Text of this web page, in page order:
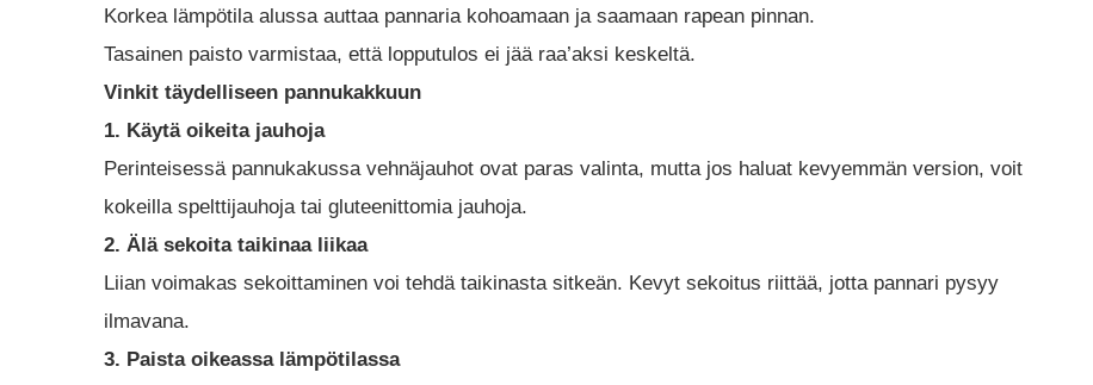
Korkea lämpötila alussa auttaa pannaria kohoamaan ja saamaan rapean pinnan.
Tasainen paisto varmistaa, että lopputulos ei jää raa’aksi keskeltä.
Vinkit täydelliseen pannukakkuun
1. Käytä oikeita jauhoja
Perinteisessä pannukakussa vehnäjauhot ovat paras valinta, mutta jos haluat kevyemmän version, voit
kokeilla spelttijauhoja tai gluteenittomia jauhoja.
2. Älä sekoita taikinaa liikaa
Liian voimakas sekoittaminen voi tehdä taikinasta sitkeän. Kevyt sekoitus riittää, jotta pannari pysyy
ilmavana.
3. Paista oikeassa lämpötilassa